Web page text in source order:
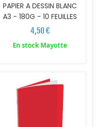
PAPIER A DESSIN BLANC
A3 - 180G - 10 FEUILLES
4,50 €
En stock Mayotte